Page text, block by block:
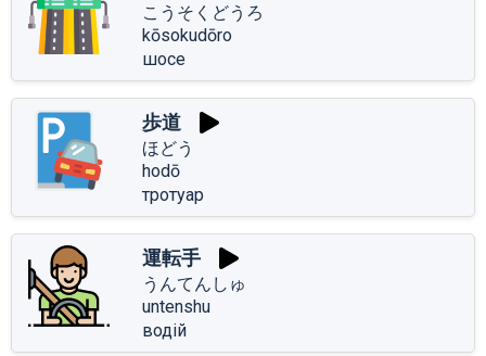
こうそくどうろ
kōsokudōro
шосе
歩道
ほどう
hodō
тротуар
運転手
うんてんしゅ
untenshu
водій